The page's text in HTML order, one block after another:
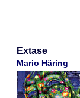
Extase
Mario Häring